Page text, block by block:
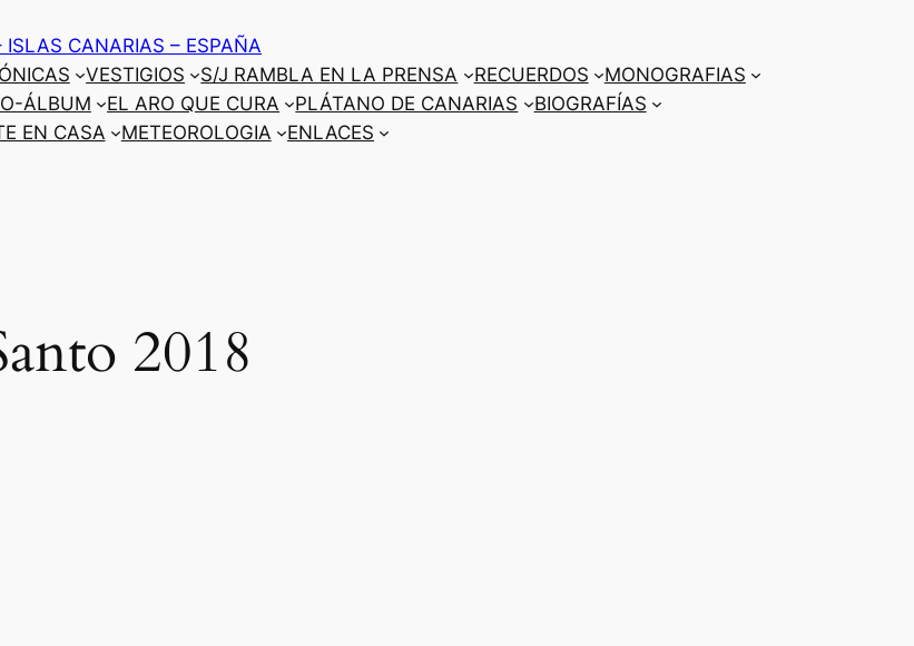
CANARIAS – ESPAÑA
VESTIGIOS S/J RAMBLA EN LA PRENSA RECUERDOS
MONOGRAFIAS
ÁLBUM EL ARO QUE CURA PLÁTANO DE CANARIAS
BIOGRAFÍAS
EN CASA METEOROLOGIA ENLACES
2018